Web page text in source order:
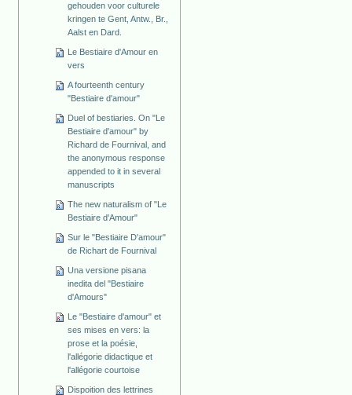
gehouden voor culturele
kringen te Gent, Antw., Br.,
Aalst en Dard.
Le Bestiaire d'Amour en
vers
A fourteenth century
"Bestiaire d'amour"
Duel of bestiaries. On "Le
Bestiaire d'amour" by
Richard de Fournival, and
the anonymous response
appended to it in several
manuscripts
The new naturalism of "Le
Bestiaire d'Amour"
Sur le "Bestiaire D'amour"
de Richart de Fournival
Una versione pisana
inedita del "Bestiaire
d'Amours"
Le "Bestiaire d'amour" et
ses mises en vers: la
prose et la poésie,
l'allégorie didactique et
l'allégorie courtoise
Dispoition des lettrines